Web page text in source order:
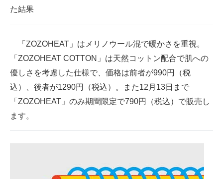
た結果
「ZOZOHEAT」はメリノウール混で暖かさを重視。
「ZOZOHEAT COTTON」は天然コットン配合で肌への
優しさを考慮した仕様で、価格は前者が990円（税
込）、後者が1290円（税込）。また12月13日まで
「ZOZOHEAT」のみ期間限定で790円（税込）で販売し
ます。